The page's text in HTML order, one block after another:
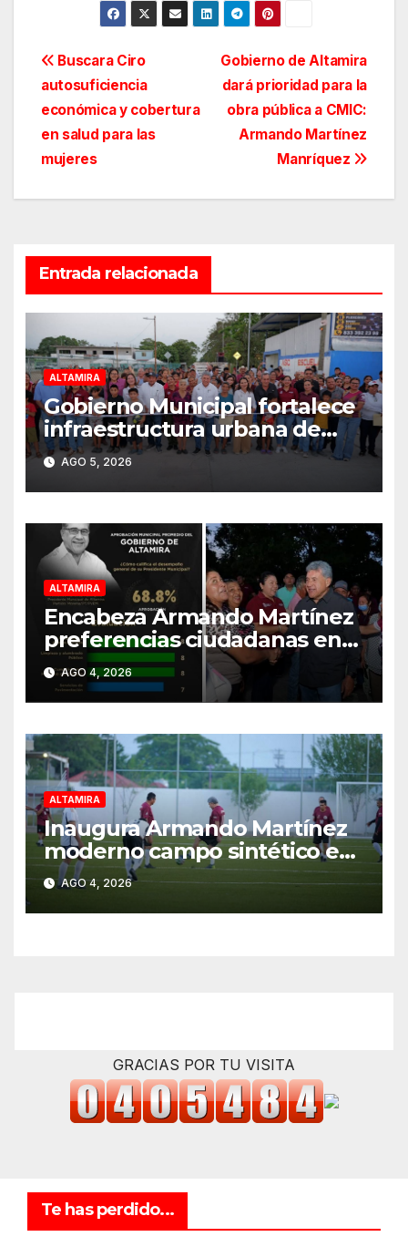
Navegación
de
entradas
Gobierno de Altamira
dará prioridad para la
obra pública a CMIC:
Armando Martínez
Manríquez
Buscara Ciro
autosuficiencia
económica y cobertura
en salud para las
mujeres
Entrada relacionada
ALTAMIRA
Gobierno Municipal fortalece
infraestructura urbana de
Altamira
AGO 5, 2026
ALTAMIRA
Encabeza Armando Martínez
preferencias ciudadanas en
Tamaulipas
AGO 4, 2026
ALTAMIRA
Inaugura Armando Martínez
moderno campo sintético en
la Unidad Deportiva
AGO 4, 2026
GRACIAS POR TU VISITA
Te has perdido...